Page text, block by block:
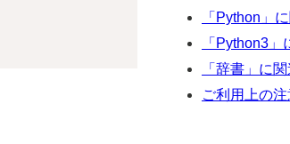
「Python」
「Python3
「辞書」に
ご利用上の